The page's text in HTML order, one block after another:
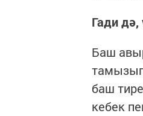
Гади
Баш
баш
кебек